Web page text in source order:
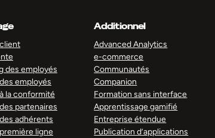
des employés
employés
la conformité
partenaires
adhérents
ligne
Additionnel
Advanced Analytics
e-commerce
Communautés
Companion
Formation sans interface
Apprentissage gamifié
Entreprise étendue
Publication d’applications